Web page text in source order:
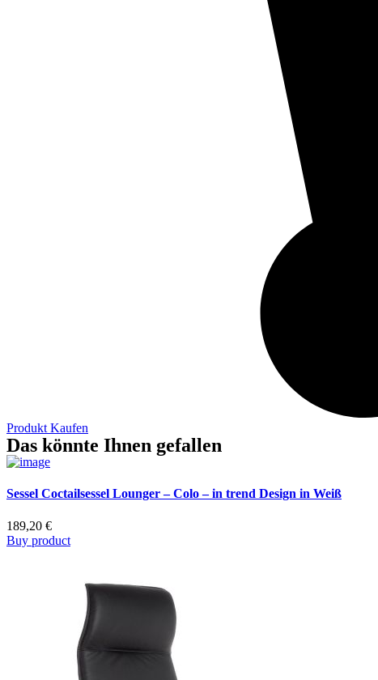
Produkt Kaufen
Das könnte Ihnen gefallen
Sessel Coctailsessel Lounger – Colo – in trend Design in Weiß
189,20 €
Buy product